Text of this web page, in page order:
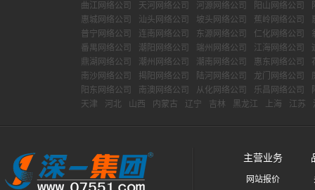
曲江网络公司
天河网络公司 河源网络公司 阳山网络公司
惠城网络公司
汕头网络公司 坡头网络公司 蕉岭网络公司
普宁网络公司
连南网络公司 东源网络公司 仁化网络公司
番禺网络公司
潮阳网络公司 端州网络公司 江海网络公司
鼎湖网络公司
潮州网络公司 潮南网络公司 惠东网络公司
南沙网络公司
揭阳网络公司 陆河网络公司 龙门网络公司
阳东网络公司
南澳网络公司 从化网络公司 乐昌网络公司
天津
河北 山西 内蒙古 辽宁 吉林 黑龙江 上海 江苏
主营业务
网站报价